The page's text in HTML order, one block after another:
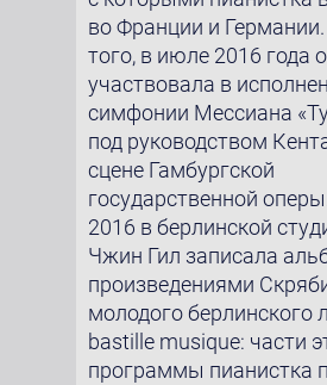
во Франции и
того, в июле 2016 года
участвовала в
симфонии Мессиана
под руководством
сцене Гамбургской
государственной
2016 в берлинской
Чжин Гил записала
произведениями
молодого берлинского
bastille musique: части
программы пианистка